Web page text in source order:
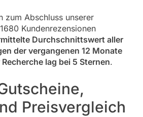
zum Abschluss unserer
Kundenrezensionen
Durchschnittswert aller
der vergangenen 12 Monate
lag bei 5 Sternen.
Preisvergleich